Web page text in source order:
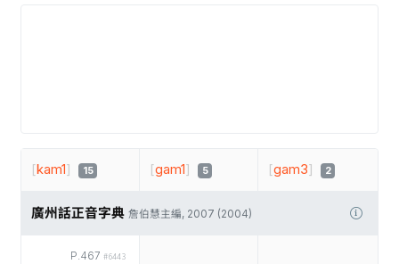
[kam1] 15 [gam1] 5 [gam3] 2
廣州話正音字典 詹伯慧主編, 2007 (2004)
P.467 #6443